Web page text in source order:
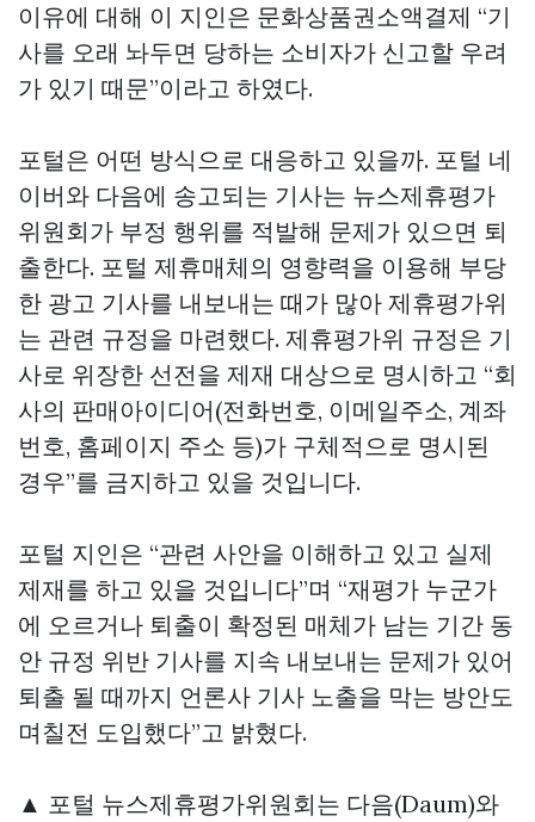
이유에 대해 이 지인은 문화상품권소액결제 “기
사를 오래 놔두면 당하는 소비자가 신고할 우려
가 있기 때문”이라고 하였다.
포털은 어떤 방식으로 대응하고 있을까. 포털 네
이버와 다음에 송고되는 기사는 뉴스제휴평가
위원회가 부정 행위를 적발해 문제가 있으면 퇴
출한다. 포털 제휴매체의 영향력을 이용해 부당
한 광고 기사를 내보내는 때가 많아 제휴평가위
는 관련 규정을 마련했다. 제휴평가위 규정은 기
사로 위장한 선전을 제재 대상으로 명시하고 “회
사의 판매아이디어(전화번호, 이메일주소, 계좌
번호, 홈페이지 주소 등)가 구체적으로 명시된
경우”를 금지하고 있을 것입니다.
포털 지인은 “관련 사안을 이해하고 있고 실제
제재를 하고 있을 것입니다”며 “재평가 누군가
에 오르거나 퇴출이 확정된 매체가 남는 기간 동
안 규정 위반 기사를 지속 내보내는 문제가 있어
퇴출 될 때까지 언론사 기사 노출을 막는 방안도
며칠전 도입했다”고 밝혔다.
▲ 포털 뉴스제휴평가위원회는 다음(Daum)와